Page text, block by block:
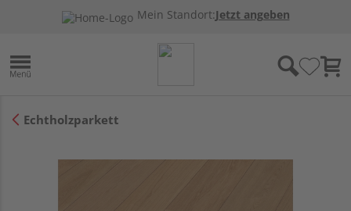
Mein Standort:Jetzt angeben
Echtholzparkett